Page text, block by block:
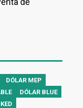
DÓLAR MEP
DÓLAR BLUE